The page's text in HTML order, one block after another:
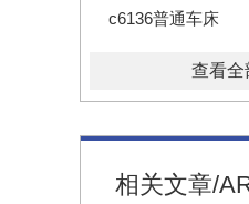
c6136普通车床
查看全
相关文章/